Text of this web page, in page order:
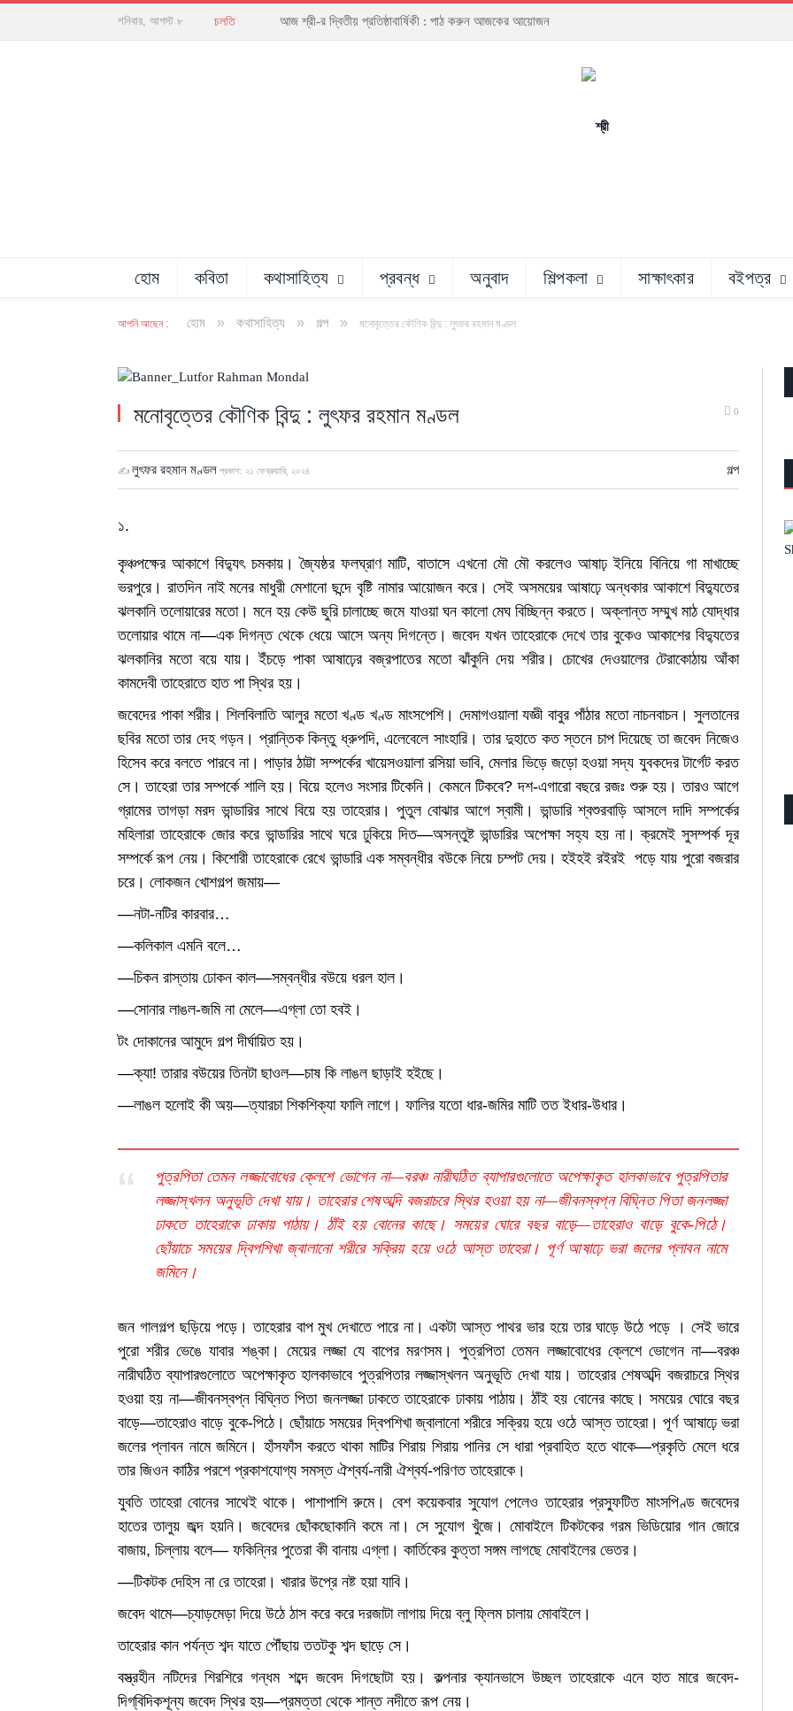
শনিবার, আগস্ট ৮ চলতি আজ শ্রী-র দ্বিতীয় প্রতিষ্ঠাবার্ষিকী : পাঠ করুন আজকের আয়োজন
হোম কবিতা কথাসাহিত্য প্রবন্ধ অনুবাদ শিল্পকলা সাক্ষাৎকার বইপত্র
আপনি আছেন : হোম » কথাসাহিত্য » গল্প » মনোবৃত্তের কৌণিক বিন্দু : লুৎফর রহমান মণ্ডল
মনোবৃত্তের কৌণিক বিন্দু : লুৎফর রহমান মণ্ডল 0
✍ লুৎফর রহমান মণ্ডল প্রকাশ: ২১ ফেব্রুয়ারি, ২০২৪ গল্প
১.
কৃঞ্চপক্ষের আকাশে বিদ্যুৎ চমকায়। জ্যৈষ্ঠর ফলঘ্রাণ মাটি, বাতাসে এখনো মৌ মৌ করলেও আষাঢ় ইনিয়ে বিনিয়ে গা মাখাচ্ছে
ভরপুরে। রাতদিন নাই মনের মাধুরী মেশানো ছন্দে বৃষ্টি নামার আয়োজন করে। সেই অসময়ের আষাঢ়ে অন্ধকার আকাশে বিদ্যুতের
ঝলকানি তলোয়ারের মতো। মনে হয় কেউ ছুরি চালাচ্ছে জমে যাওয়া ঘন কালো মেঘ বিচ্ছিন্ন করতে। অক্লান্ত সম্মুখ মাঠ যোদ্ধার
তলোয়ার থামে না—এক দিগন্ত থেকে ধেয়ে আসে অন্য দিগন্তে। জবেদ যখন তাহেরাকে দেখে তার বুকেও আকাশের বিদ্যুতের
ঝলকানির মতো বয়ে যায়। ইঁচড়ে পাকা আষাঢ়ের বজ্রপাতের মতো ঝাঁকুনি দেয় শরীর। চোখের দেওয়ালের টেরাকোঠায় আঁকা
কামদেবী তাহেরাতে হাত পা স্থির হয়।
জবেদের পাকা শরীর। শিলবিলাতি আলুর মতো খণ্ড খণ্ড মাংসপেশি। দেমাগওয়ালা যজ্ঞী বাবুর পাঁঠার মতো নাচনবাচন। সুলতানের
ছবির মতো তার দেহ গড়ন। প্রান্তিক কিন্তু ধ্রুপদি, এলেবেলে সাংহারি। তার দুহাতে কত স্তনে চাপ দিয়েছে তা জবেদ নিজেও
হিসেব করে বলতে পারবে না। পাড়ার ঠাট্টা সম্পর্কের খায়েসওয়ালা রসিয়া ভাবি, মেলার ভিড়ে জড়ো হওয়া সদ্য যুবকদের টার্গেট করত
সে। তাহেরা তার সম্পর্কে শালি হয়। বিয়ে হলেও সংসার টিকেনি। কেমনে টিকবে? দশ-এগারো বছরে রজঃ শুরু হয়। তারও আগে
গ্রামের তাগড়া মরদ ভান্ডারির সাথে বিয়ে হয় তাহেরার। পুতুল বোঝার আগে স্বামী। ভান্ডারি শ্বশুরবাড়ি আসলে দাদি সম্পর্কের
মহিলারা তাহেরাকে জোর করে ভান্ডারির সাথে ঘরে ঢুকিয়ে দিত—অসন্তুষ্ট ভান্ডারির অপেক্ষা সহ্য হয় না। ক্রমেই সুসম্পর্ক দূর
সম্পর্কে রূপ নেয়। কিশোরী তাহেরাকে রেখে ভান্ডারি এক সম্বন্ধীর বউকে নিয়ে চম্পট দেয়। হইহই রইরই পড়ে যায় পুরো বজরার
চরে। লোকজন খোশগল্প জমায়—
—নটা-নটির কারবার…
—কলিকাল এমনি বলে…
—চিকন রাস্তায় ঢোকন কাল—সম্বন্ধীর বউয়ে ধরল হাল।
—সোনার লাঙল-জমি না মেলে—এগ্লা তো হবই।
টং দোকানের আমুদে গল্প দীর্ঘায়িত হয়।
—ক্যা! তারার বউয়ের তিনটা ছাওল—চাষ কি লাঙল ছাড়াই হইছে।
—লাঙল হলোই কী অয়—ত্যারচা শিকশিক্যা ফালি লাগে। ফালির যতো ধার-জমির মাটি তত ইধার-উধার।
পুত্রপিতা তেমন লজ্জাবোধের ক্লেশে ভোগেন না—বরঞ্চ নারীঘঠিত ব্যাপারগুলোতে অপেক্ষাকৃত হালকাভাবে পুত্রপিতার
লজ্জাস্খলন অনুভূতি দেখা যায়। তাহেরার শেষঅব্দি বজরাচরে স্থির হওয়া হয় না—জীবনস্বপ্ন বিঘ্নিত পিতা জনলজ্জা
ঢাকতে তাহেরাকে ঢাকায় পাঠায়। ঠাঁই হয় বোনের কাছে। সময়ের ঘোরে বছর বাড়ে—তাহেরাও বাড়ে বুকে-পিঠে।
ছোঁয়াচে সময়ের দ্বিপশিখা জ্বালানো শরীরে সক্রিয় হয়ে ওঠে আস্ত তাহেরা। পূর্ণ আষাঢ়ে ভরা জলের প্লাবন নামে
জমিনে।
জন গালগল্প ছড়িয়ে পড়ে। তাহেরার বাপ মুখ দেখাতে পারে না। একটা আস্ত পাথর ভার হয়ে তার ঘাড়ে উঠে পড়ে । সেই ভারে
পুরো শরীর ভেঙে যাবার শঙ্কা। মেয়ের লজ্জা যে বাপের মরণসম। পুত্রপিতা তেমন লজ্জাবোধের ক্লেশে ভোগেন না—বরঞ্চ
নারীঘঠিত ব্যাপারগুলোতে অপেক্ষাকৃত হালকাভাবে পুত্রপিতার লজ্জাস্খলন অনুভূতি দেখা যায়। তাহেরার শেষঅব্দি বজরাচরে স্থির
হওয়া হয় না—জীবনস্বপ্ন বিঘ্নিত পিতা জনলজ্জা ঢাকতে তাহেরাকে ঢাকায় পাঠায়। ঠাঁই হয় বোনের কাছে। সময়ের ঘোরে বছর
বাড়ে—তাহেরাও বাড়ে বুকে-পিঠে। ছোঁয়াচে সময়ের দ্বিপশিখা জ্বালানো শরীরে সক্রিয় হয়ে ওঠে আস্ত তাহেরা। পূর্ণ আষাঢ়ে ভরা
জলের প্লাবন নামে জমিনে। হাঁসফাঁস করতে থাকা মাটির শিরায় শিরায় পানির সে ধারা প্রবাহিত হতে থাকে—প্রকৃতি মেলে ধরে
তার জিওন কাঠির পরশে প্রকাশযোগ্য সমস্ত ঐশ্বর্য-নারী ঐশ্বর্য-পরিণত তাহেরাকে।
যুবতি তাহেরা বোনের সাথেই থাকে। পাশাপাশি রুমে। বেশ কয়েকবার সুযোগ পেলেও তাহেরার প্রস্ফুটিত মাংসপিণ্ড জবেদের
হাতের তালুয় জব্দ হয়নি। জবেদের ছোঁকছোকানি কমে না। সে সুযোগ খুঁজে। মোবাইলে টিকটকের গরম ভিডিয়োর গান জোরে
বাজায়, চিল্লায় বলে— ফকিন্নির পুতেরা কী বানায় এগ্লা। কার্তিকের কুত্তা সঙ্গম লাগছে মোবাইলের ভেতর।
—টিকটক দেহিস না রে তাহেরা। খারার উপ্রে নষ্ট হয়া যাবি।
জবেদ থামে—চ্যাড়মেড়া দিয়ে উঠে ঠাস করে করে দরজাটা লাগায় দিয়ে ব্লু ফ্লিম চালায় মোবাইলে।
তাহেরার কান পর্যন্ত শব্দ যাতে পৌঁছায় ততটকু শব্দ ছাড়ে সে।
বস্ত্রহীন নটিদের শিরশিরে গন্ধম শব্দে জবেদ দিগছোটা হয়। কল্পনার ক্যানভাসে উচ্ছল তাহেরাকে এনে হাত মারে জবেদ-
দিগ্‌বিদিকশূন্য জবেদ স্থির হয়—প্রমত্তা থেকে শান্ত নদীতে রূপ নেয়।